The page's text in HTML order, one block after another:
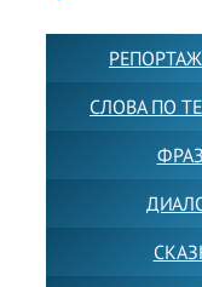
СЛОВА ПО